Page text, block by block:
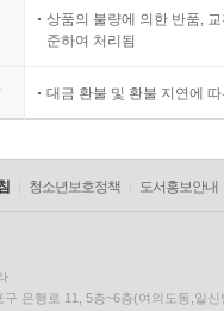
상품의 불량에 의한 반품,
준하여 처리됨
대금 환불 및 환불 지연에
청소년보호정책 도서홍보안내
구 은행로 11, 5층~6층(여의도동,일신